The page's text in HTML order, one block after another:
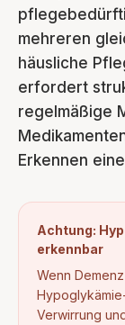
mehreren
häusliche
erfordert
regelmäßige
Erkennen
Achtung:
erkennbar
Wenn
Verwirrung